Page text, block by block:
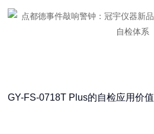
GY-FS-0718T Plus的自检应用价值